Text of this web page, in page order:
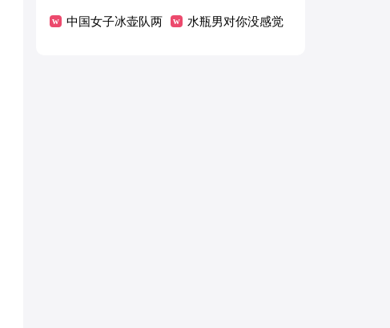
包包 色衣服好看
中国女子冰壶队两 水瓶男对你没感觉